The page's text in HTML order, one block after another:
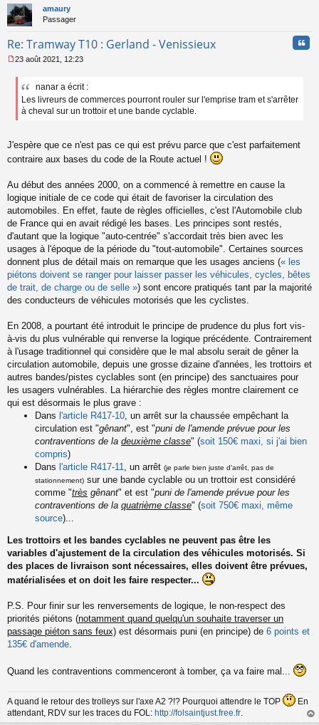
amaury
Passager
Re: Tramway T10 : Gerland - Venissieux
e
g
n
n
u
23 août 2021, 12:23
nanar a écrit :
Les livreurs de commerces pourront rouler sur l'emprise tram et s'arrêter
à cheval sur un trottoir et une bande cyclable.
J'espère que ce n'est pas ce qui est prévu parce que c'est parfaitement
contraire aux bases du code de la Route actuel !
Au début des années 2000, on a commencé à remettre en cause la
logique initiale de ce code qui était de favoriser la circulation des
automobiles. En effet, faute de règles officielles, c'est l'Automobile club
de France qui en avait rédigé les bases. Les principes sont restés,
d'autant que la logique "auto-centrée" s'accordait très bien avec les
usages à l'époque de la période du "tout-automobile". Certaines sources
donnent plus de détail mais on remarque que les usages anciens (« les
piétons doivent se ranger pour laisser passer les véhicules, cycles, bêtes
de trait, de charge ou de selle ») sont encore pratiqués tant par la majorité
des conducteurs de véhicules motorisés que les cyclistes.
En 2008, a pourtant été introduit le principe de prudence du plus fort vis-
à-vis du plus vulnérable qui renverse la logique précédente. Contrairement
à l'usage traditionnel qui considère que le mal absolu serait de gêner la
circulation automobile, depuis une grosse dizaine d'années, les trottoirs et
autres bandes/pistes cyclables sont (en principe) des sanctuaires pour
les usagers vulnérables. La hiérarchie des règles montre clairement ce
qui est désormais le plus grave :
Dans l'article R417-10 , un arrêt sur la chaussée empêchant la
circulation est "gênant", est "puni de l'amende prévue pour les
contraventions de la deuxième classe" (soit 150€ maxi, si j'ai bien
compris)
Dans l'article R417-11 , un arrêt (je parle bien juste d'arrêt, pas de
stationnement) sur une bande cyclable ou un trottoir est considéré
comme "très gênant" et est "puni de l'amende prévue pour les
contraventions de la quatrième classe" (soit 750€ maxi, même
source)...
Les trottoirs et les bandes cyclables ne peuvent pas être les
variables d'ajustement de la circulation des véhicules motorisés. Si
des places de livraison sont nécessaires, elles doivent être prévues,
matérialisées et on doit les faire respecter...
P.S. Pour finir sur les renversements de logique, le non-respect des
priorités piétons (notamment quand quelqu'un souhaite traverser un
passage piéton sans feux) est désormais puni (en principe) de 6 points et
135€ d'amende
Quand les contraventions commenceront à tomber, ça va faire mal...
A quand le retour des trolleys sur l'axe A2 ?!? Pourquoi attendre le TOP
En
attendant, RDV sur les traces du FOL: http://folsaintjust.free.fr.